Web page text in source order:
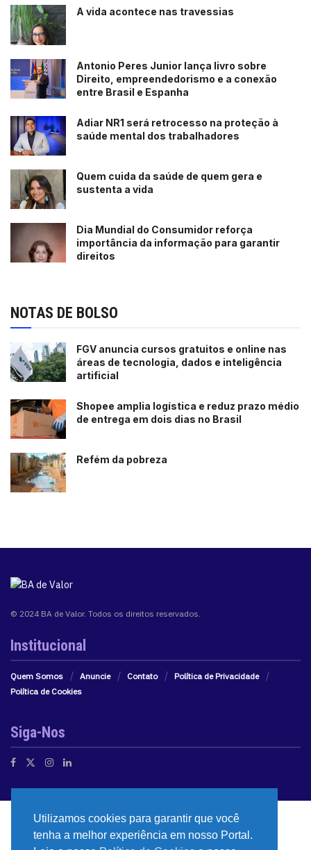
A vida acontece nas travessias
Antonio Peres Junior lança livro sobre
Direito, empreendedorismo e a conexão
entre Brasil e Espanha
Adiar NR1 será retrocesso na proteção à
saúde mental dos trabalhadores
Quem cuida da saúde de quem gera e
sustenta a vida
Dia Mundial do Consumidor reforça
importância da informação para garantir
direitos
NOTAS DE BOLSO
FGV anuncia cursos gratuitos e online nas
áreas de tecnologia, dados e inteligência
artificial
Shopee amplia logística e reduz prazo médio
de entrega em dois dias no Brasil
Refém da pobreza
© 2024 BA de Valor. Todos os direitos reservados.
Institucional
Quem Somos Anuncie Contato
Política de Privacidade
Política de Cookies
Siga-Nos
Utilizamos cookies para garantir que você
tenha a melhor experiência em nosso Portal.